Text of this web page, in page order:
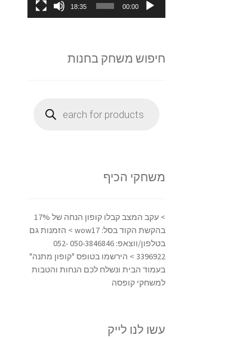
00:00
18:35
חיפוש משחק בחנות
search
משחקי הכיף
> עקב המצב קבלו קופון הנחה של 17%
בהקשת הקוד בסל: wow17 > הזמנות גם
בטלפון/ווצאפ: 050-3846846 052-
3396922 > הירשמו בטופס "קופון מתנה"
בעמוד הבית ונשלח לכם הנחות והטבות
למשחקי קופסה
עשו לנו לייק